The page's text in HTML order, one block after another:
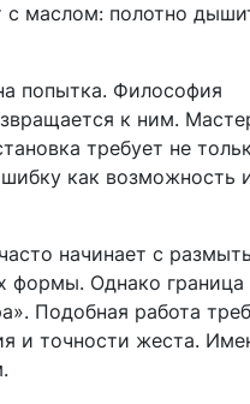
с маслом: полотно
попытка. Философия
к ним.
требует не
как возможность
начинает с
формы. Однако
Подобная работа
и точности жеста.